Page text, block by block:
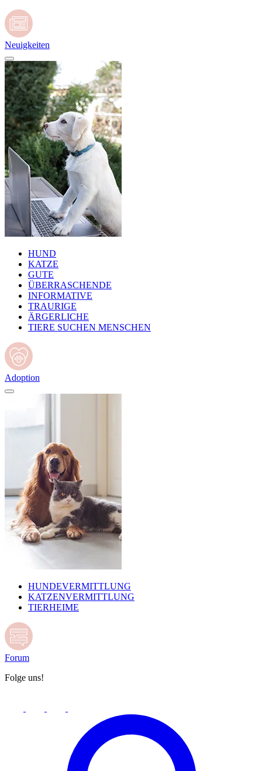
Neuigkeiten
HUND
KATZE
GUTE
ÜBERRASCHENDE
INFORMATIVE
TRAURIGE
ÄRGERLICHE
TIERE SUCHEN MENSCHEN
Adoption
HUNDEVERMITTLUNG
KATZENVERMITTLUNG
TIERHEIME
Forum
Folge uns!